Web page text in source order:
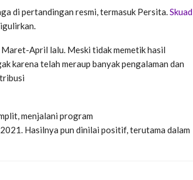
di pertandingan resmi, termasuk Persita.Skuad
April lalu. Meski tidak memetik hasil
karena telah meraup banyak pengalaman dan
menjalani program
Hasilnya pun dinilai positif, terutama dalam